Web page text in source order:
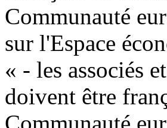
Communauté
sur l'Espace
« - les associés
doivent être